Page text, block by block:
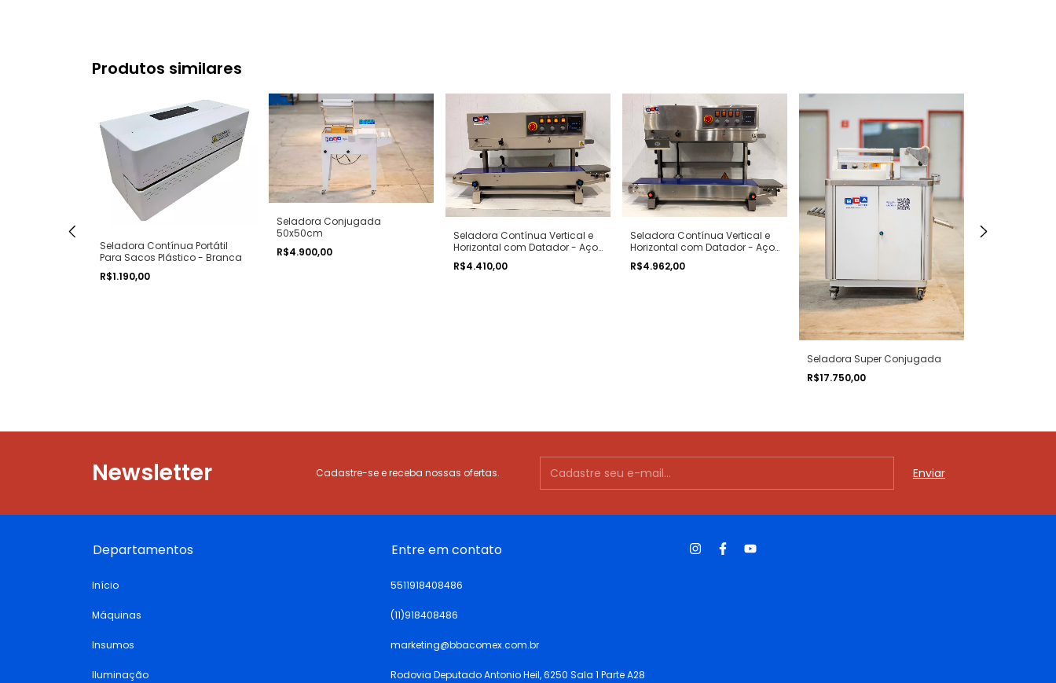
Produtos similares
Seladora Contínua Portátil
Para Sacos Plástico - Branca
R$1.190,00
Seladora Conjugada
50x50cm
R$4.900,00
Seladora Contínua Vertical e
Horizontal com Datador - Aço
Carbono
R$4.410,00
Seladora Contínua Vertical e
Horizontal com Datador - Aço
Inox
R$4.962,00
Seladora Super Conjugada
R$17.750,00
40x40cm
Newsletter Cadastre-se e receba nossas ofertas.
Departamentos
Início
Máquinas
Insumos
Iluminação
Entre em contato
5511918408486
(11)918408486
marketing@bbacomex.com.br
Rodovia Deputado Antonio Heil, 6250 Sala 1 Parte A28